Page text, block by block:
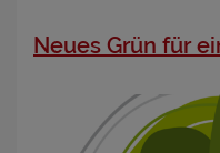
Neues Grün für